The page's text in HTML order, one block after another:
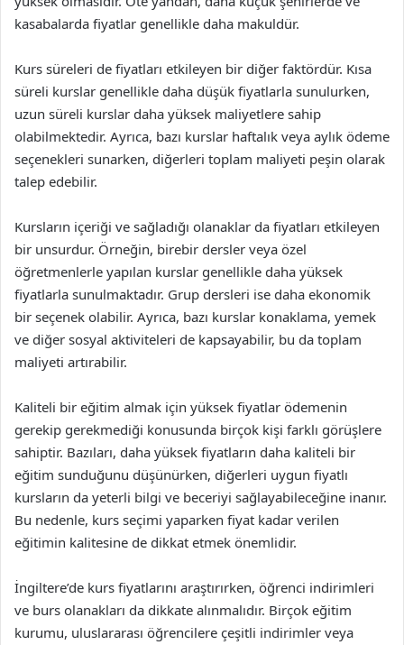
kasabalarda fiyatlar genellikle daha makuldür.
Kurs süreleri de fiyatları etkileyen bir diğer faktördür. Kısa
süreli kurslar genellikle daha düşük fiyatlarla sunulurken,
uzun süreli kurslar daha yüksek maliyetlere sahip
olabilmektedir. Ayrıca, bazı kurslar haftalık veya aylık ödeme
seçenekleri sunarken, diğerleri toplam maliyeti peşin olarak
talep edebilir.
Kursların içeriği ve sağladığı olanaklar da fiyatları etkileyen
bir unsurdur. Örneğin, birebir dersler veya özel
öğretmenlerle yapılan kurslar genellikle daha yüksek
fiyatlarla sunulmaktadır. Grup dersleri ise daha ekonomik
bir seçenek olabilir. Ayrıca, bazı kurslar konaklama, yemek
ve diğer sosyal aktiviteleri de kapsayabilir, bu da toplam
maliyeti artırabilir.
Kaliteli bir eğitim almak için yüksek fiyatlar ödemenin
gerekip gerekmediği konusunda birçok kişi farklı görüşlere
sahiptir. Bazıları, daha yüksek fiyatların daha kaliteli bir
eğitim sunduğunu düşünürken, diğerleri uygun fiyatlı
kursların da yeterli bilgi ve beceriyi sağlayabileceğine inanır.
Bu nedenle, kurs seçimi yaparken fiyat kadar verilen
eğitimin kalitesine de dikkat etmek önemlidir.
İngiltere’de kurs fiyatlarını araştırırken, öğrenci indirimleri
ve burs olanakları da dikkate alınmalıdır. Birçok eğitim
kurumu, uluslararası öğrencilere çeşitli indirimler veya